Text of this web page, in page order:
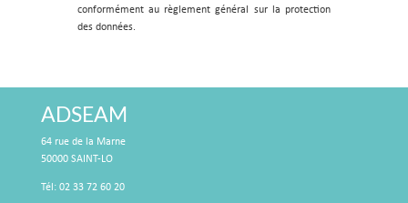
conformément au règlement général sur la protection
des données.
ADSEAM
64 rue de la Marne
50000 SAINT-LO
Tél: 02 33 72 60 20